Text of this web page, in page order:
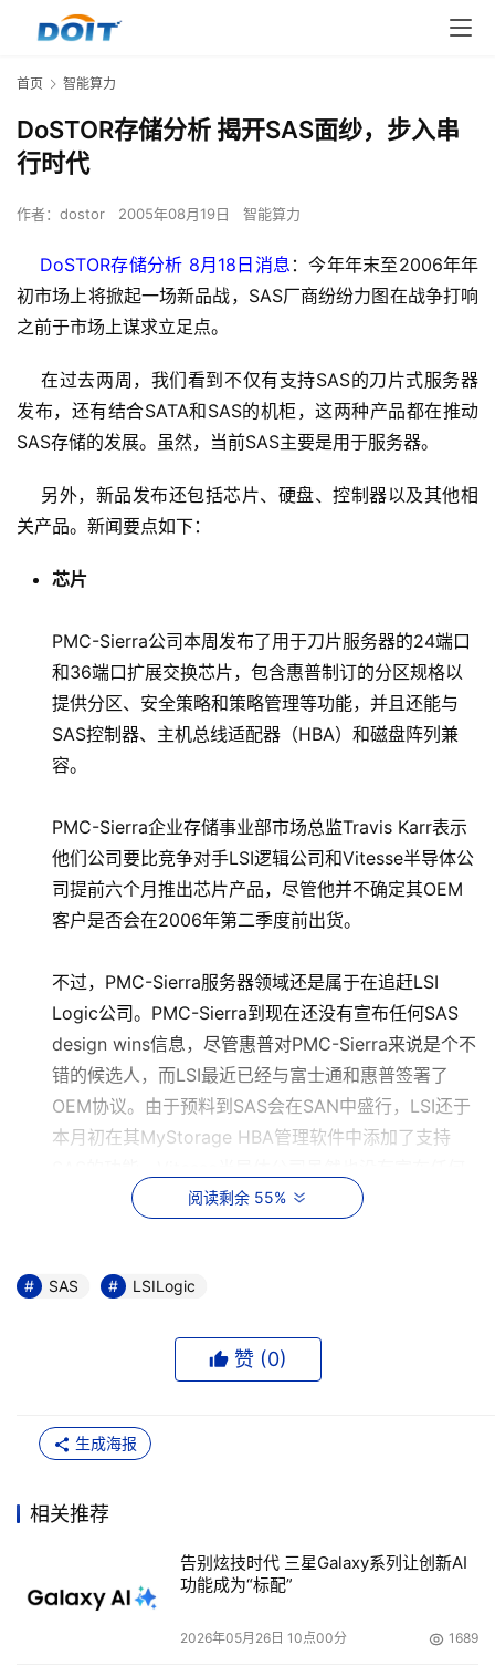
首页 智能算力
DoSTOR存储分析 揭开SAS面纱，步入串
行时代
作者： dostor 2005年08月19日 智能算力
DoSTOR存储分析 8月18日消息 ：今年年末至2006年年
初市场上将掀起一场新品战，SAS厂商纷纷力图在战争打响
之前于市场上谋求立足点。
在过去两周，我们看到不仅有支持SAS的刀片式服务器
发布，还有结合SATA和SAS的机柜，这两种产品都在推动
SAS存储的发展。虽然，当前SAS主要是用于服务器。
另外，新品发布还包括芯片、硬盘、控制器以及其他相
关产品。新闻要点如下：
芯片
PMC-Sierra公司本周发布了用于刀片服务器的24端口
和36端口扩展交换芯片，包含惠普制订的分区规格以
提供分区、安全策略和策略管理等功能，并且还能与
SAS控制器、主机总线适配器（HBA）和磁盘阵列兼
容。
PMC-Sierra企业存储事业部市场总监Travis Karr表示
他们公司要比竞争对手LSI逻辑公司和Vitesse半导体公
司提前六个月推出芯片产品，尽管他并不确定其OEM
客户是否会在2006年第二季度前出货。
不过，PMC-Sierra服务器领域还是属于在追赶LSI
Logic公司。PMC-Sierra到现在还没有宣布任何SAS
design wins信息，尽管惠普对PMC-Sierra来说是个不
错的候选人，而LSI最近已经与富士通和惠普签署了
OEM协议。由于预料到SAS会在SAN中盛行，LSI还于
本月初在其MyStorage HBA管理软件中添加了支持
design wins信息，但是他们预计将在十月左右通过
日立、富士通、迈拓和希捷都推出了SAS驱动器，主要
是用于DAS（直连附加存储）的服务器中。但是希捷已
SAS驱动器，因此也开始推出了Nearline 35系列SATA
硬盘。以前希捷只通过OEM客户出售NL35硬盘。
希捷科技的市场总监Pete Seege介绍说：“Nearline
35的亮点在于SAS架构，我们遥遥领先于其他很多厂
商，他们争先恐后生产SAS的原因之一是，在相同机柜
里SAS能与SATA兼容。”
阅读剩余 55%
SAS LSILogic
赞 (0)
生成海报
相关推荐
告别炫技时代 三星Galaxy系列让创新AI
功能成为“标配”
2026年05月26日 10点00分 1689